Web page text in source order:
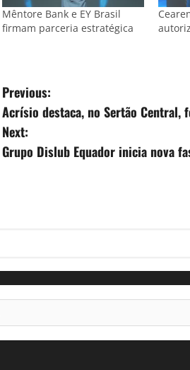
Mêntore Bank e EY Brasil
firmam parceria estratégica
P
o
s
v
i
g
Previous:
Acrísio destaca, no Sertão
Next:
Grupo Dislub Equador inicia nova